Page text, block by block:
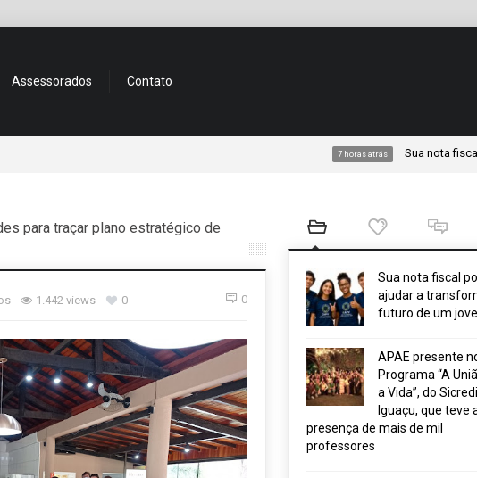
Assessorados Contato
Sua nota fiscal pode
para traçar plano estratégico de
1.442 views 0 0
Sua nota fiscal
ajudar a
futuro de um
APAE presente
Programa “A
a Vida”, do Sicredi
Iguaçu, que teve
presença de mais de mil
professores